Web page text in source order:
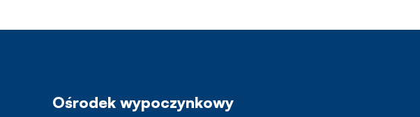
Ośrodek wypoczynkowy